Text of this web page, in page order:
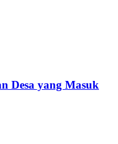
Desa yang Masuk